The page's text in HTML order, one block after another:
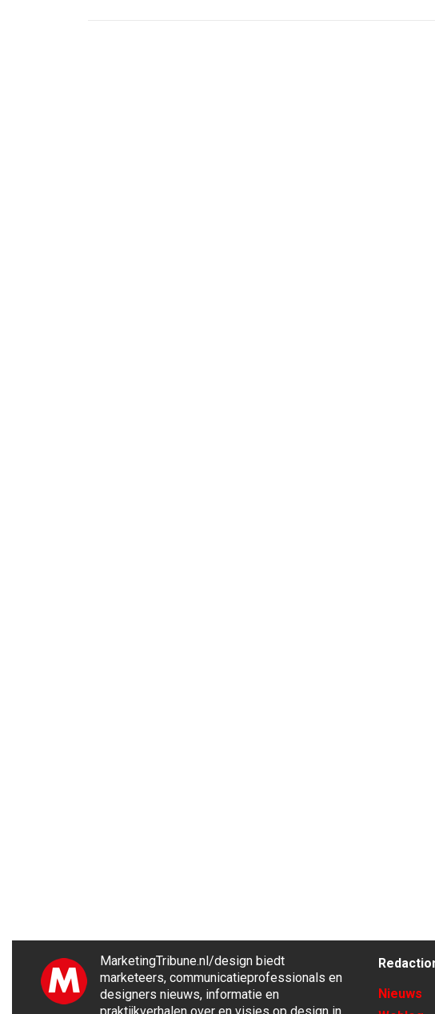
MarketingTribune.nl/design biedt
marketeers, communicatieprofessionals en
designers nieuws, informatie en
Nieuws